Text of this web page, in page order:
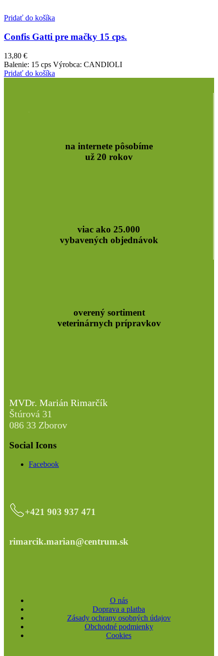
Pridať do košíka
Confis Gatti pre mačky 15 cps.
13,80 €
Balenie: 15 cps Výrobca: CANDIOLI
Pridať do košíka
na internete pôsobíme
už 20 rokov
viac ako 25.000
vybavených objednávok
overený sortiment
veterinárnych prípravkov
MVDr. Marián Rimarčík
Štúrová 31
086 33 Zborov
Social Icons
Facebook
+421 903 937 471
rimarcik.marian@centrum.sk
O nás
Doprava a platba
Zásady ochrany osobných údajov
Obchodné podmienky
Cookies